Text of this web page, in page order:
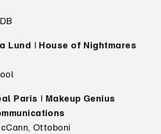
Lund I House of Nightmares
Paris I Makeup Genius
Ottoboni